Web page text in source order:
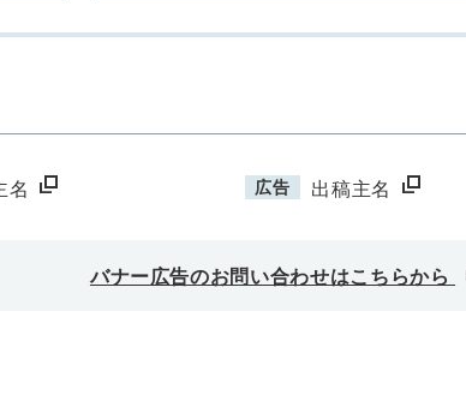
名 広告 出稿主名
バナー広告のお問い合わせはこちらから